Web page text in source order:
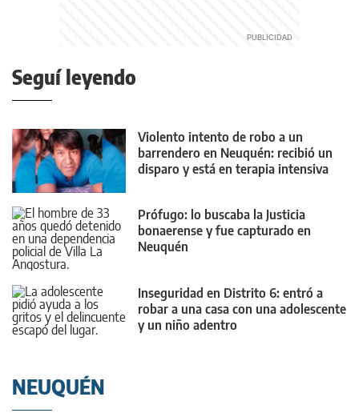
Seguí leyendo
Violento intento de robo a un
barrendero en Neuquén: recibió un
disparo y está en terapia intensiva
Prófugo: lo buscaba la Justicia
bonaerense y fue capturado en
Neuquén
Inseguridad en Distrito 6: entró a
robar a una casa con una adolescente
y un niño adentro
NEUQUÉN